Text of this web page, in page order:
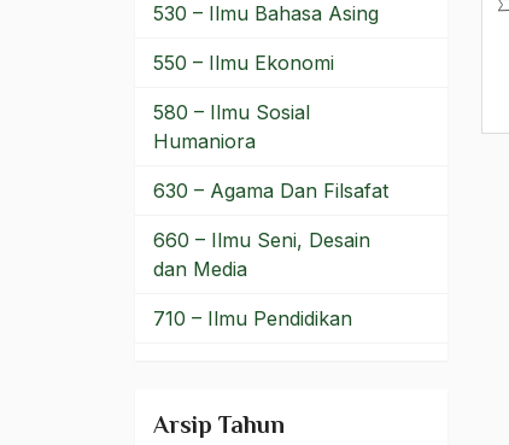
530 – Ilmu Bahasa Asing
550 – Ilmu Ekonomi
580 – Ilmu Sosial
Humaniora
630 – Agama Dan Filsafat
660 – Ilmu Seni, Desain
dan Media
710 – Ilmu Pendidikan
Arsip Tahun
Datuk Asri
Daud Rasyid
Deideologisasi
Deklarasi Ciganjur
Dekrit 5 juli 1958
Dekrit Anti-Teror